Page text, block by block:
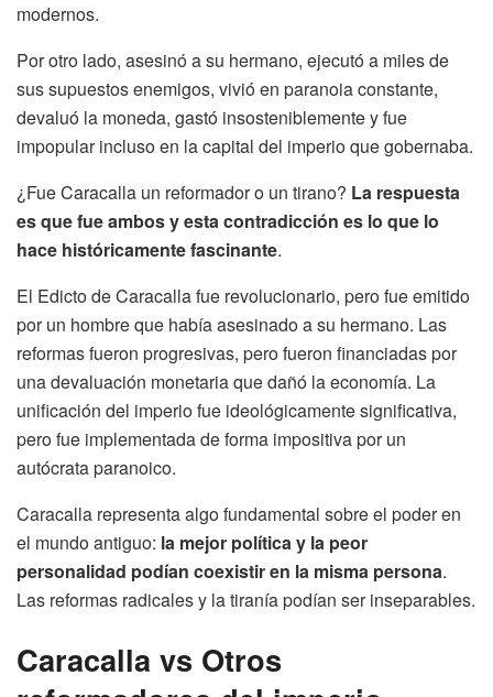
modernos.
Por otro lado, asesinó a su hermano, ejecutó a miles de
sus supuestos enemigos, vivió en paranoia constante,
devaluó la moneda, gastó insosteniblemente y fue
impopular incluso en la capital del imperio que gobernaba.
¿Fue Caracalla un reformador o un tirano? La respuesta
es que fue ambos y esta contradicción es lo que lo
hace históricamente fascinante.
El Edicto de Caracalla fue revolucionario, pero fue emitido
por un hombre que había asesinado a su hermano. Las
reformas fueron progresivas, pero fueron financiadas por
una devaluación monetaria que dañó la economía. La
unificación del imperio fue ideológicamente significativa,
pero fue implementada de forma impositiva por un
autócrata paranoico.
Caracalla representa algo fundamental sobre el poder en
el mundo antiguo: la mejor política y la peor
personalidad podían coexistir en la misma persona.
Las reformas radicales y la tiranía podían ser inseparables.
Caracalla vs Otros